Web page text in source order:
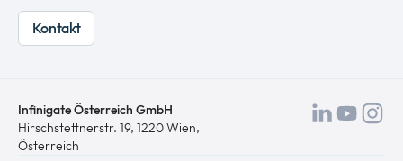
Kontakt
Infinigate Österreich GmbH
Hirschstettnerstr. 19, 1220 Wien,
Österreich